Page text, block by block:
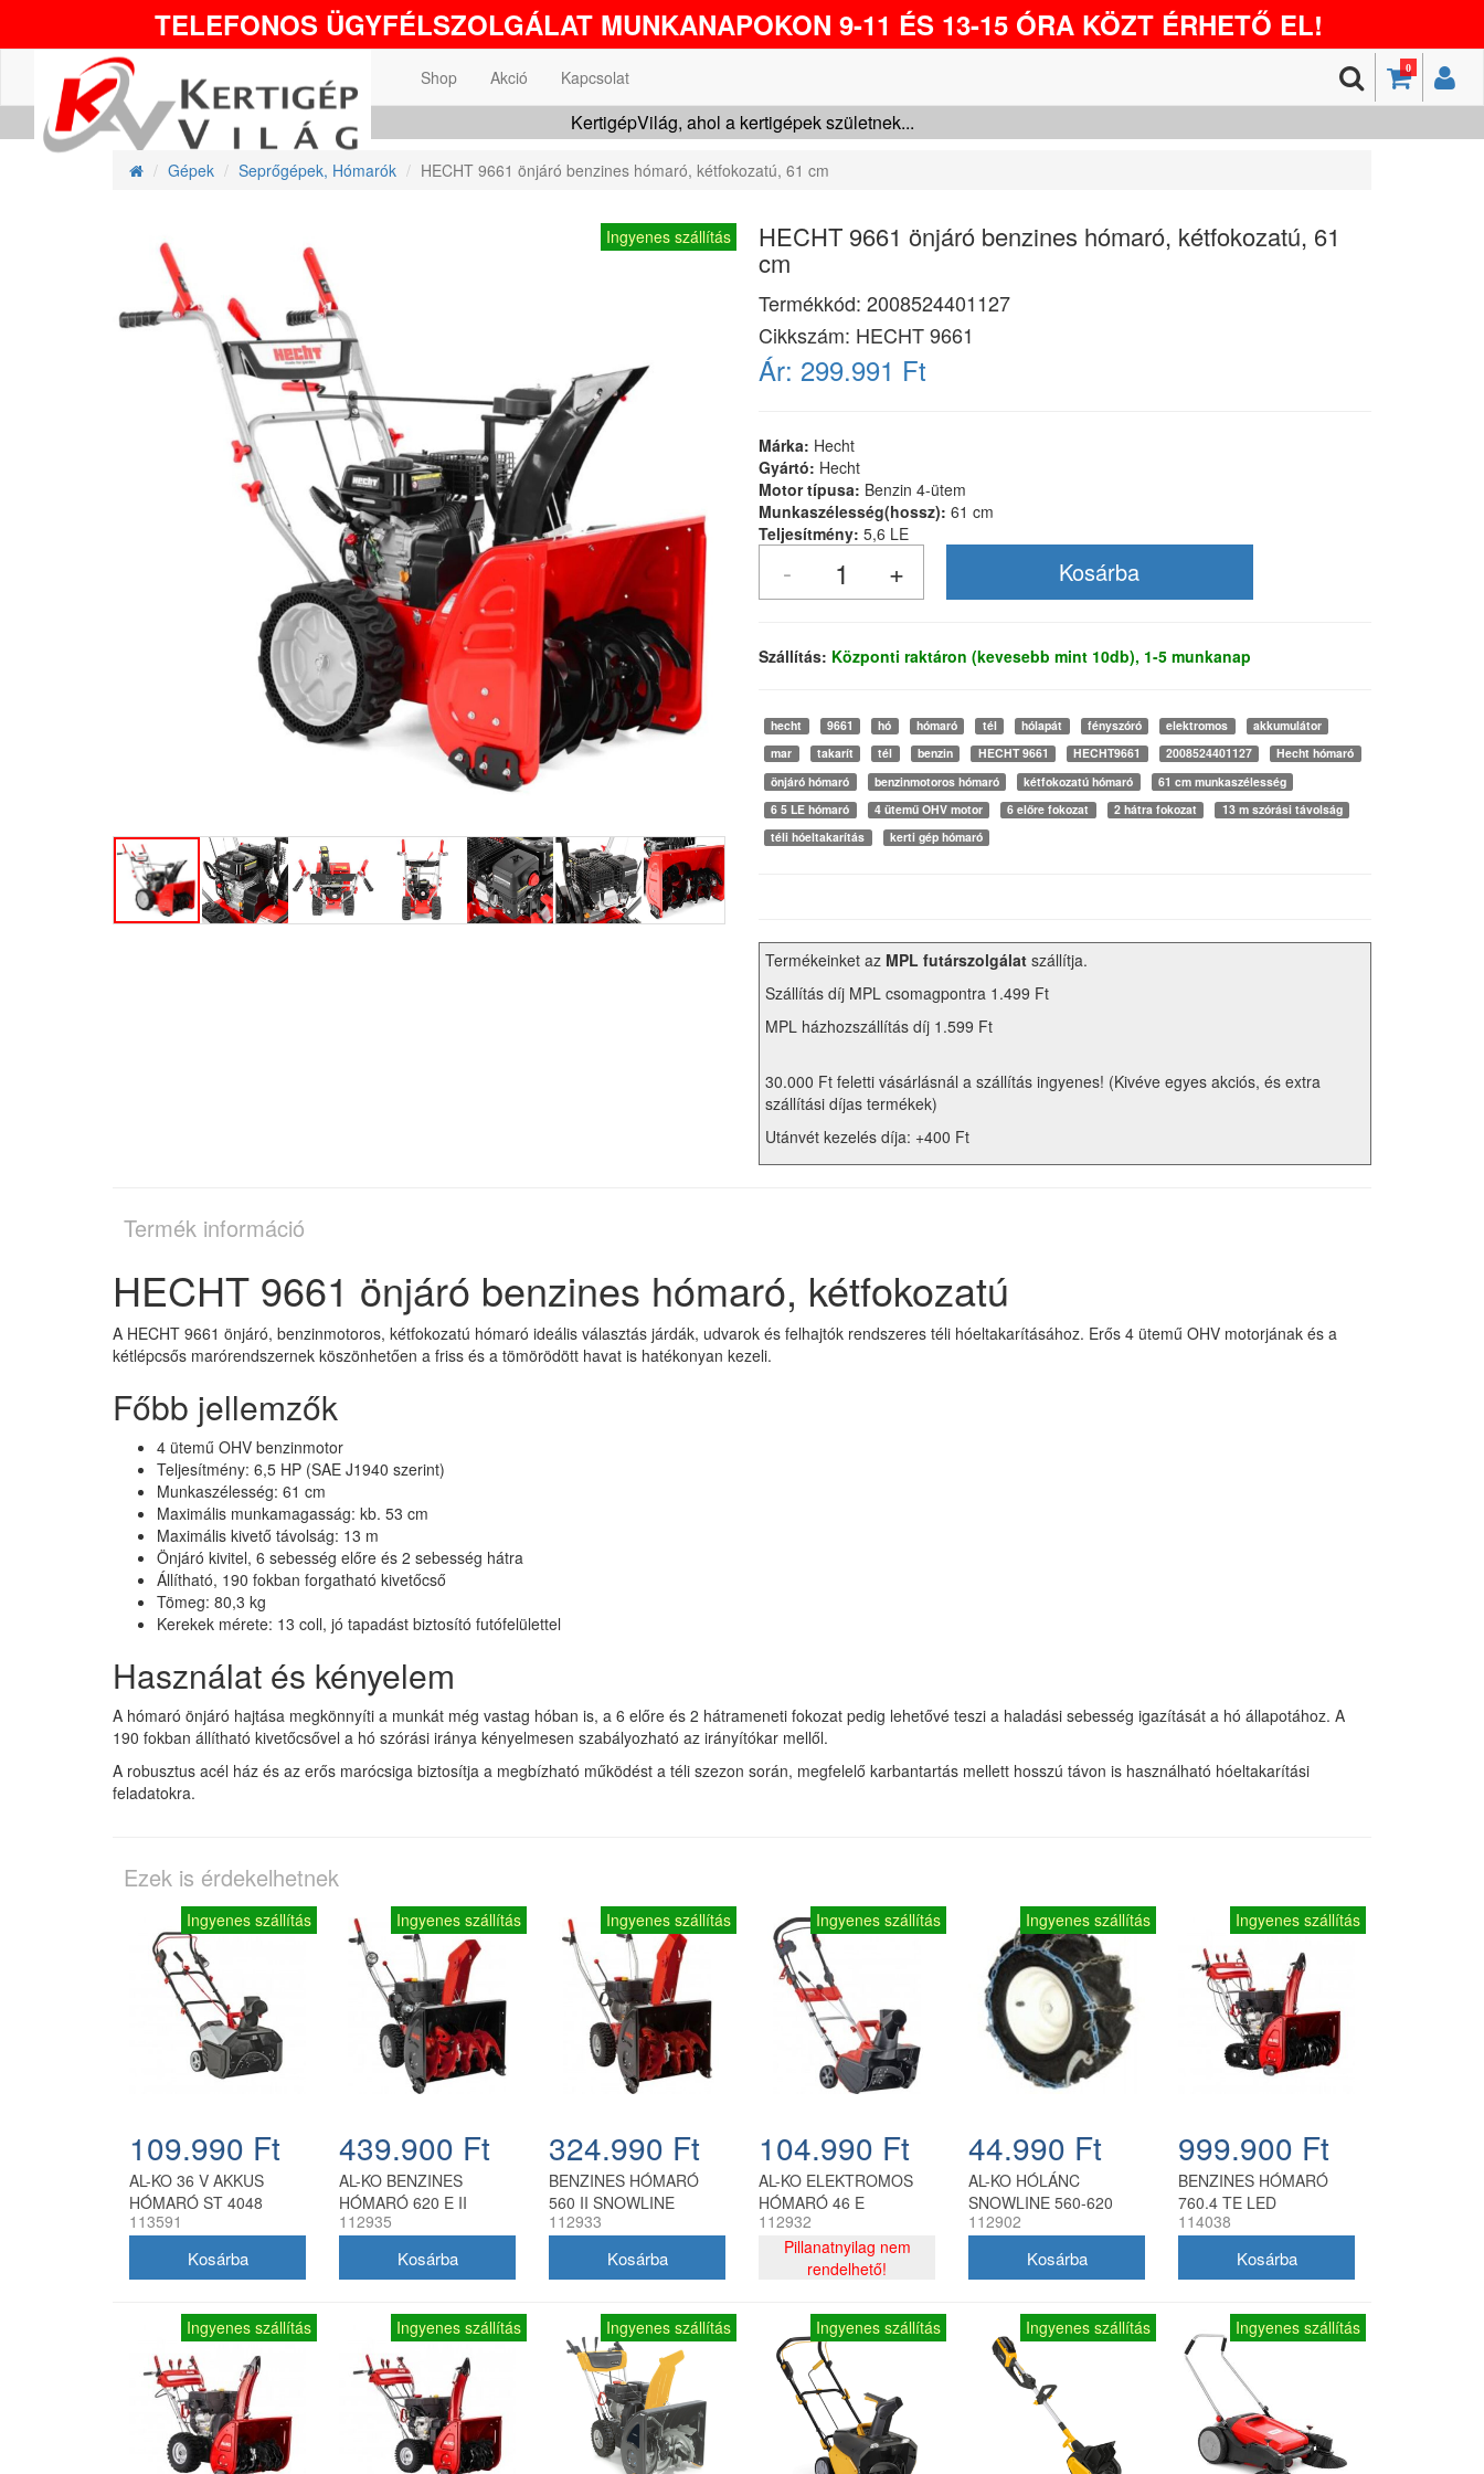
TELEFONOS ÜGYFÉLSZOLGÁLAT MUNKANAPOKON 9-11 ÉS 13-15 ÓRA KÖZT ÉRHETŐ EL!
0
Shop Akció Kapcsolat
KertigépVilág, ahol a kertigépek születnek...
Gépek Seprőgépek, Hómarók HECHT 9661 önjáró benzines hómaró, kétfokozatú, 61 cm
Ingyenes szállítás HECHT 9661 önjáró benzines hómaró, kétfokozatú, 61
cm
Termékkód: 2008524401127
Cikkszám: HECHT 9661
Ár: 299.991 Ft
Márka: Hecht
Gyártó: Hecht
Motor típusa: Benzin 4-ütem
Munkaszélesség(hossz): 61 cm
Teljesítmény: 5,6 LE
Szállítás: Központi raktáron (kevesebb mint 10db), 1-5 munkanap
hecht 9661 hó hómaró tél hólapát fényszóró elektromos
akkumulátor
mar
takarít tél benzin HECHT 9661 HECHT9661 2008524401127
Hecht hómaró
önjáró hómaró
benzinmotoros hómaró kétfokozatú hómaró
61 cm munkaszélesség
6 5 LE hómaró
4 ütemű OHV motor 6 előre fokozat 2 hátra fokozat
13 m szórási távolság
téli hóeltakarítás
kerti gép hómaró
Termékeinket az MPL futárszolgálat szállítja.
Szállítás díj MPL csomagpontra 1.499 Ft
MPL házhozszállítás díj 1.599 Ft
30.000 Ft feletti vásárlásnál a szállítás ingyenes! (Kivéve egyes akciós, és extra
szállítási díjas termékek)
Utánvét kezelés díja: +400 Ft
Termék információ
HECHT 9661 önjáró benzines hómaró, kétfokozatú
A HECHT 9661 önjáró, benzinmotoros, kétfokozatú hómaró ideális választás járdák, udvarok és felhajtók rendszeres téli hóeltakarításához. Erős 4 ütemű OHV motorjának és a
kétlépcsős marórendszernek köszönhetően a friss és a tömörödött havat is hatékonyan kezeli.
Főbb jellemzők
4 ütemű OHV benzinmotor
Teljesítmény: 6,5 HP (SAE J1940 szerint)
Munkaszélesség: 61 cm
Maximális munkamagasság: kb. 53 cm
Maximális kivető távolság: 13 m
Önjáró kivitel, 6 sebesség előre és 2 sebesség hátra
Állítható, 190 fokban forgatható kivetőcső
Tömeg: 80,3 kg
Kerekek mérete: 13 coll, jó tapadást biztosító futófelülettel
Használat és kényelem
A hómaró önjáró hajtása megkönnyíti a munkát még vastag hóban is, a 6 előre és 2 hátrameneti fokozat pedig lehetővé teszi a haladási sebesség igazítását a hó állapotához. A
190 fokban állítható kivetőcsővel a hó szórási iránya kényelmesen szabályozható az irányítókar mellől.
A robusztus acél ház és az erős marócsiga biztosítja a megbízható működést a téli szezon során, megfelelő karbantartás mellett hosszú távon is használható hóeltakarítási
feladatokra.
Ezek is érdekelhetnek
Ingyenes szállítás
109.990 Ft
AL-KO 36 V AKKUS
HÓMARÓ ST 4048
113591
Ingyenes szállítás
439.900 Ft
AL-KO BENZINES
HÓMARÓ 620 E II
SNOWLINE
112935
Ingyenes szállítás
324.990 Ft
BENZINES HÓMARÓ
560 II SNOWLINE
112933
Ingyenes szállítás
104.990 Ft
AL-KO ELEKTROMOS
HÓMARÓ 46 E
SNOWLINE
112932
Pillanatnyilag nem
rendelhető!
Ingyenes szállítás
44.990 Ft
AL-KO HÓLÁNC
SNOWLINE 560-620
112902
Ingyenes szállítás
999.900 Ft
BENZINES HÓMARÓ
760.4 TE LED
114038
Ingyenes szállítás Ingyenes szállítás Ingyenes szállítás Ingyenes szállítás Ingyenes szállítás Ingyenes szállítás